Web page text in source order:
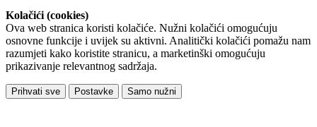
Kolačići (cookies)
Ova web stranica koristi kolačiće. Nužni kolačići omogućuju
osnovne funkcije i uvijek su aktivni. Analitički kolačići pomažu nam
razumjeti kako koristite stranicu, a marketinški omogućuju
prikazivanje relevantnog sadržaja.
Prihvati sve Postavke Samo nužni